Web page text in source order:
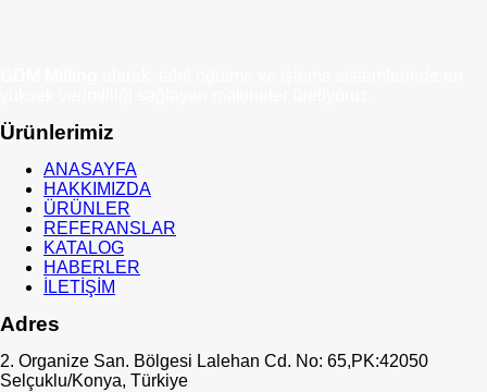
Ürünlerimiz
ANASAYFA
HAKKIMIZDA
ÜRÜNLER
REFERANSLAR
KATALOG
HABERLER
İLETİŞİM
Adres
2. Organize San. Bölgesi Lalehan Cd. No: 65,PK:42050
Selçuklu/Konya, Türkiye